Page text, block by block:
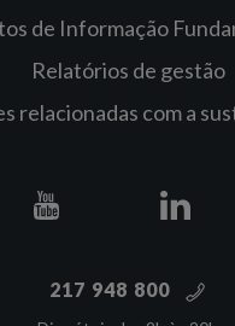
de Informação
Relatórios de gestão
relacionadas com a
217 948 800